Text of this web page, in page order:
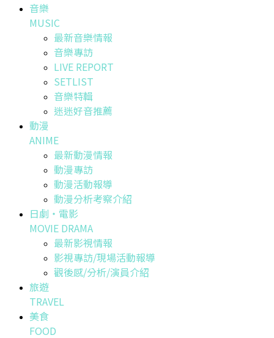
音樂
MUSIC
最新音樂情報
音樂專訪
LIVE REPORT
SETLIST
音樂特輯
迷迷好音推薦
動漫
ANIME
最新動漫情報
動漫專訪
動漫活動報導
動漫分析考察介紹
日劇・電影
MOVIE DRAMA
最新影視情報
影視專訪/現場活動報導
觀後感/分析/演員介紹
旅遊
TRAVEL
美食
FOOD